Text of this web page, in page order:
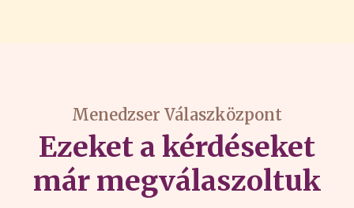
Menedzser Válaszközpont
Ezeket a kérdéseket
már megválaszoltuk